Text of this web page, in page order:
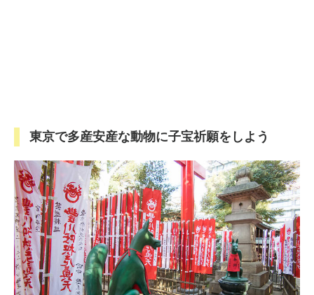
東京で多産安産な動物に子宝祈願をしよう